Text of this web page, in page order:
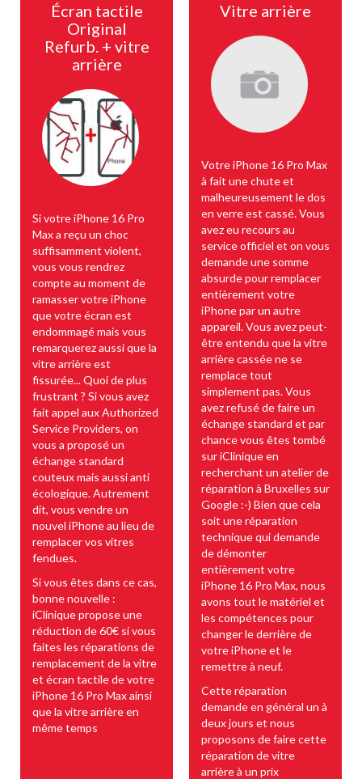
Écran tactile
Original
Refurb. + vitre
arrière
Si votre iPhone 16 Pro
Max a reçu un choc
suffisamment violent,
vous vous rendrez
compte au moment de
ramasser votre iPhone
que votre écran est
endommagé mais vous
remarquerez aussi que la
vitre arrière est
fissurée... Quoi de plus
frustrant ? Si vous avez
fait appel aux Authorized
Service Providers, on
vous a proposé un
échange standard
couteux mais aussi anti
écologique. Autrement
dit, vous vendre un
nouvel iPhone au lieu de
remplacer vos vitres
fendues.
Si vous êtes dans ce cas,
bonne nouvelle :
iClinique propose une
réduction de 60€ si vous
faites les réparations de
remplacement de la vitre
et écran tactile de votre
iPhone 16 Pro Max ainsi
que la vitre arrière en
même temps
Vitre arrière
Votre iPhone 16 Pro Max
à fait une chute et
malheureusement le dos
en verre est cassé. Vous
avez eu recours au
service officiel et on vous
demande une somme
absurde pour remplacer
entièrement votre
iPhone par un autre
appareil. Vous avez peut-
être entendu que la vitre
arrière cassée ne se
remplace tout
simplement pas. Vous
avez refusé de faire un
échange standard et par
chance vous êtes tombé
sur iClinique en
recherchant un atelier de
réparation à Bruxelles sur
Google :-) Bien que cela
soit une réparation
technique qui demande
de démonter
entièrement votre
iPhone 16 Pro Max, nous
avons tout le matériel et
les compétences pour
changer le derrière de
votre iPhone et le
remettre à neuf.
Cette réparation
demande en général un à
deux jours et nous
proposons de faire cette
réparation de vitre
arrière à un prix